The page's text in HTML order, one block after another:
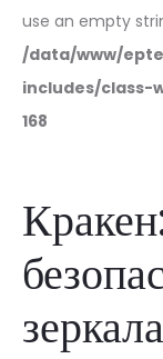
use an empty
/data/www/
includes/
168